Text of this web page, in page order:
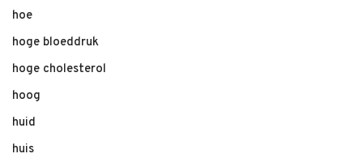
hoe
hoge bloeddruk
hoge cholesterol
hoog
huid
huis